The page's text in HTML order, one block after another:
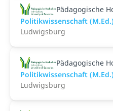
Pädagogische
Politikwissenschaft
Ludwigsburg
Pädagogische
Politikwissenschaft
Ludwigsburg